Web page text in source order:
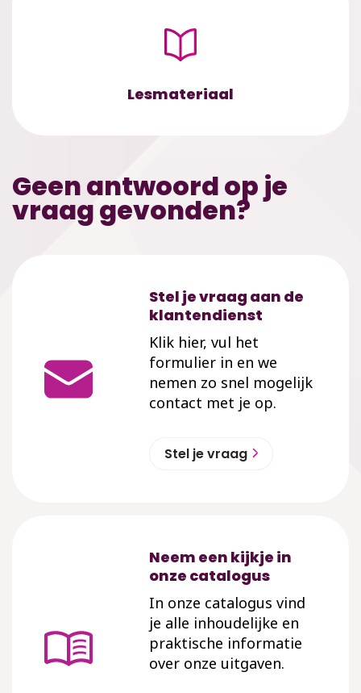
Lesmateriaal
Geen antwoord op je
vraag gevonden?
Stel je vraag aan de
klantendienst
Klik hier, vul het
formulier in en we
nemen zo snel mogelijk
contact met je op.
Stel je vraag
Neem een kijkje in
onze catalogus
In onze catalogus vind
je alle inhoudelijke en
praktische informatie
over onze uitgaven.